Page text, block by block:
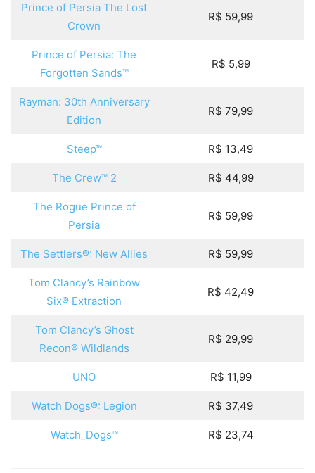
Prince of Persia The Lost
Crown
R$ 59,99
Prince of Persia: The
Forgotten Sands™
R$ 5,99
Rayman: 30th Anniversary
Edition
R$ 79,99
Steep™ R$ 13,49
The Crew™ 2 R$ 44,99
The Rogue Prince of
Persia
R$ 59,99
The Settlers®: New Allies R$ 59,99
Tom Clancy’s Rainbow
Six® Extraction
R$ 42,49
Tom Clancy’s Ghost
Recon® Wildlands
R$ 29,99
UNO R$ 11,99
Watch Dogs®: Legion R$ 37,49
Watch_Dogs™ R$ 23,74